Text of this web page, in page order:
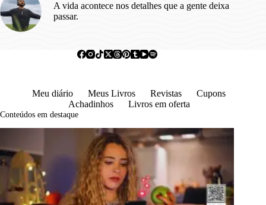
A vida acontece nos detalhes que a gente deixa
passar.
Meu diário Meus Livros Revistas
Cupons
Achadinhos
Livros em oferta
Conteúdos em destaque